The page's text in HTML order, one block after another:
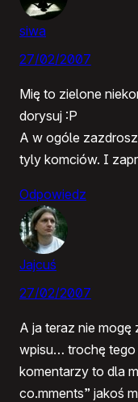
siwa
27/02/2007
Mię to zielone
dorysuj :P
A w ogóle
tyly komciów. I
Odpowiedz
Jajcuś
27/02/2007
A ja teraz nie
wpisu… trochę tego
komentarzy to dla
co.mments” jakoś